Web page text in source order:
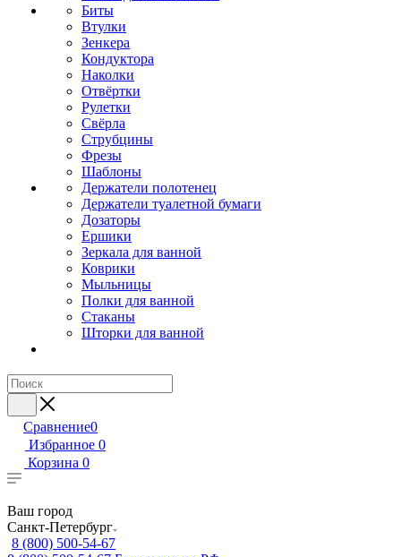
Биты
Втулки
Зенкера
Кондуктора
Наколки
Отвёртки
Рулетки
Свёрла
Струбцины
Фрезы
Шаблоны
Держатели полотенец
Держатели туалетной бумаги
Дозаторы
Ершики
Зеркала для ванной
Коврики
Мыльницы
Полки для ванной
Стаканы
Шторки для ванной
Сравнение0
Избранное 0
Корзина 0
Ваш город
Санкт-Петербург
8 (800) 500-54-67